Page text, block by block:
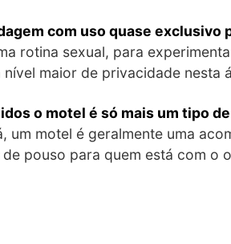
com uso quase exclusivo
rotina sexual, para
maior de privacidade nesta
o motel é só mais um tipo
um motel é geralmente uma
pouso para quem está com o